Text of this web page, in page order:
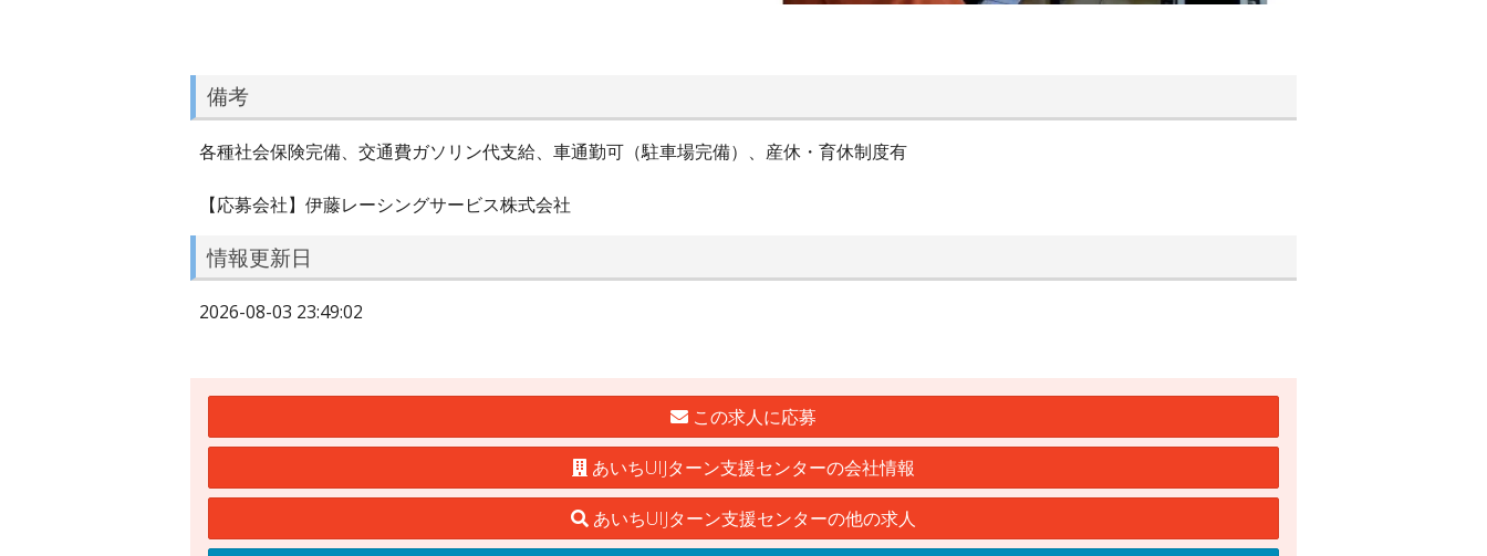
備考
各種社会保険完備、交通費ガソリン代支給、車通勤可（駐車場完備）、産休・育休制度有
【応募会社】伊藤レーシングサービス株式会社
情報更新日
2026-08-03 23:49:02
この求人に応募
あいちUIJターン支援センターの会社情報
あいちUIJターン支援センターの他の求人